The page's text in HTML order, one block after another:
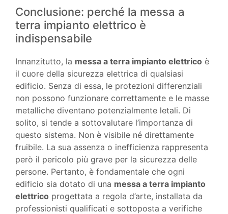
Conclusione: perché la messa a
terra impianto elettrico è
indispensabile
Innanzitutto, la messa a terra impianto elettrico è
il cuore della sicurezza elettrica di qualsiasi
edificio. Senza di essa, le protezioni differenziali
non possono funzionare correttamente e le masse
metalliche diventano potenzialmente letali. Di
solito, si tende a sottovalutare l’importanza di
questo sistema. Non è visibile né direttamente
fruibile. La sua assenza o inefficienza rappresenta
però il pericolo più grave per la sicurezza delle
persone. Pertanto, è fondamentale che ogni
edificio sia dotato di una messa a terra impianto
elettrico progettata a regola d’arte, installata da
professionisti qualificati e sottoposta a verifiche